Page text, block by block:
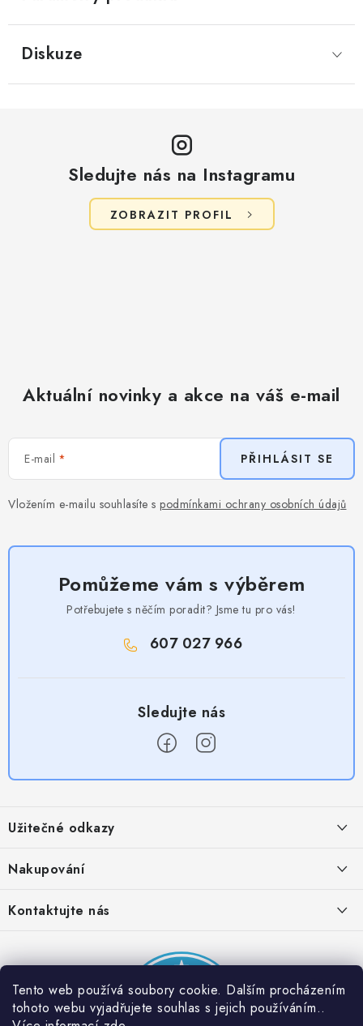
Tento web používá soubory cookie. Dalším procházením
tohoto webu vyjadřujete souhlas s jejich používáním..
Diskuze
Sledujte nás na Instagramu
ZOBRAZIT PROFIL
Aktuální novinky a akce na váš e-mail
E-mail
Vložením e-mailu souhlasíte s podmínkami ochrany osobních údajů
PŘIHLÁSIT SE
Pomůžeme vám s výběrem
Potřebujete s něčím poradit? Jsme tu pro vás!
607 027 966
p
a
Užitečné odkazy
Obchodní podmínky
Provizní systém
Partner stránek: Super plecháček
Nakupování
Časté otázky
Podmínky akce 2 + 1 zdarma
Kontaktujte nás